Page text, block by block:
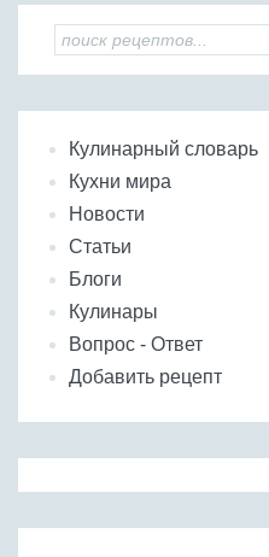
Кулинарный словарь
Кухни мира
Новости
Статьи
Блоги
Кулинары
Вопрос - Ответ
Добавить рецепт